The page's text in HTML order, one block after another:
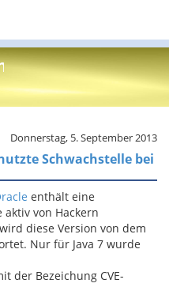
Info
Donnerstag, 5. September 2013
Schwachstelle bei
enthält eine
von Hackern
diese Version von dem
Nur für Java 7 wurde
der Bezeichung CVE-